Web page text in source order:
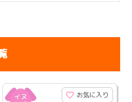
お気に入り